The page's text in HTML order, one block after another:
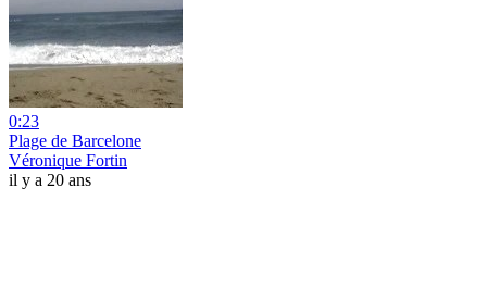
0:23
Plage de Barcelone
Véronique Fortin
il y a 20 ans